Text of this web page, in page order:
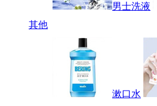
男士洗液
其他
漱口水